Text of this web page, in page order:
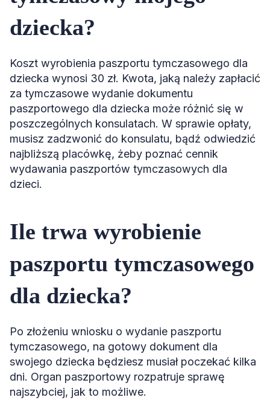
dziecka?
Koszt wyrobienia paszportu tymczasowego dla
dziecka wynosi 30 zł. Kwota, jaką należy zapłacić
za tymczasowe wydanie dokumentu
paszportowego dla dziecka może różnić się w
poszczególnych konsulatach. W sprawie opłaty,
musisz zadzwonić do konsulatu, bądź odwiedzić
najbliższą placówkę, żeby poznać cennik
wydawania paszportów tymczasowych dla
dzieci.
Ile trwa wyrobienie
paszportu tymczasowego
dla dziecka?
Po złożeniu wniosku o wydanie paszportu
tymczasowego, na gotowy dokument dla
swojego dziecka będziesz musiał poczekać kilka
dni. Organ paszportowy rozpatruje sprawę
najszybciej, jak to możliwe.